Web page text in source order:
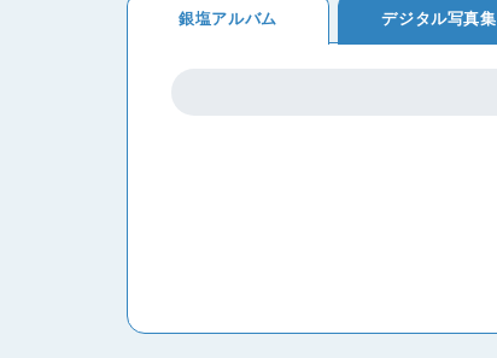
銀塩アルバム デジタル写真集